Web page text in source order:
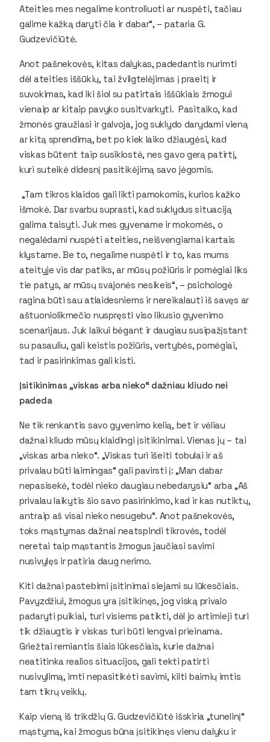
Ateities mes negalime kontroliuoti ar nuspėti, tačiau
galime kažką daryti čia ir dabar“, – pataria G.
Gudzevičiūtė.
Anot pašnekovės, kitas dalykas, padedantis nurimti
dėl ateities iššūkių, tai žvilgtelėjimas į praeitį ir
suvokimas, kad iki šiol su patirtais iššūkiais žmogui
vienaip ar kitaip pavyko susitvarkyti. Pasitaiko, kad
žmonės graužiasi ir galvoja, jog suklydo darydami vieną
ar kitą sprendimą, bet po kiek laiko džiaugėsi, kad
viskas būtent taip susiklostė, nes gavo gerą patirtį,
kuri suteikė didesnį pasitikėjimą savo jėgomis.
„Tam tikros klaidos gali likti pamokomis, kurios kažko
išmokė. Dar svarbu suprasti, kad suklydus situaciją
galima taisyti. Juk mes gyvename ir mokomės, o
negalėdami nuspėti ateities, neišvengiamai kartais
klystame. Be to, negalime nuspėti ir to, kas mums
ateityje vis dar patiks, ar mūsų požiūris ir pomėgiai liks
tie patys, ar mūsų svajonės nesikeis“, – psichologė
ragina būti sau atlaidesniems ir nereikalauti iš savęs ar
aštuoniolikmečio nuspręsti viso likusio gyvenimo
scenarijaus. Juk laikui bėgant ir daugiau susipažįstant
su pasauliu, gali keistis požiūris, vertybės, pomėgiai,
tad ir pasirinkimas gali kisti.
Įsitikinimas „viskas arba nieko“ dažniau kliudo nei
padeda
Ne tik renkantis savo gyvenimo kelią, bet ir vėliau
dažnai kliudo mūsų klaidingi įsitikinimai. Vienas jų – tai
„viskas arba nieko“. „Viskas turi išeiti tobulai ir aš
privalau būti laimingas“ gali pavirsti į: „Man dabar
nepasisekė, todėl nieko daugiau nebedarysiu“ arba „Aš
privalau laikytis šio savo pasirinkimo, kad ir kas nutiktų,
antraip aš visai nieko nesugebu“. Anot pašnekovės,
toks mąstymas dažnai neatspindi tikrovės, todėl
neretai taip mąstantis žmogus jaučiasi savimi
nusivylęs ir patiria daug nerimo.
Kiti dažnai pastebimi įsitinimai siejami su lūkesčiais.
Pavyzdžiui, žmogus yra įsitikinęs, jog viską privalo
padaryti puikiai, turi visiems patikti, dėl jo artimieji turi
tik džiaugtis ir viskas turi būti lengvai prieinama.
Griežtai remiantis šiais lūkesčiais, kurie dažnai
neatitinka realios situacijos, gali tekti patirti
nusivylimą, imti nepasitikėti savimi, kilti baimių imtis
tam tikrų veiklų.
Kaip vieną iš trikdžių G. Gudzevičiūtė išskiria „tunelinį“
mąstymą, kai žmogus būna įsitikinęs vienu dalyku ir